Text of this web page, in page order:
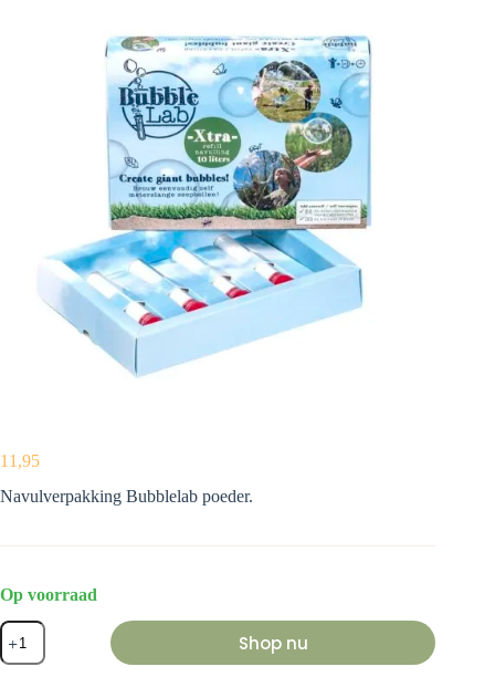
11,95
Navulverpakking Bubblelab poeder.
Op voorraad
Navulverpakking
Bubblepoeder
(
Shop nu